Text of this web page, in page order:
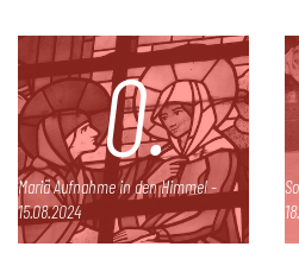
0.
Mariä Aufnahme in den Himmel -
15.08.2024